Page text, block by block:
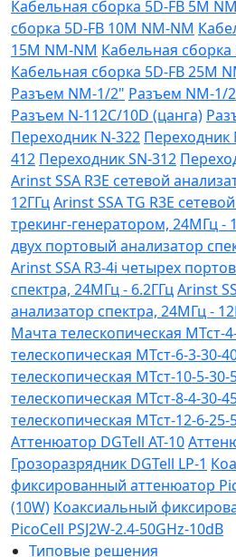
Кабельная сборка 5D-FB 5М
сборка 5D-FB 10М NM-NM
15М NM-NM Кабельная
Кабельная сборка 5D-FB 25М
Разъем NM-1/2" Разъем NM-1/
Разъем N-112C/10D (цанга)
Переходник N-322 Переходник
412 Переходник SN-312
Arinst SSA R3Е сетевой
12ГГцArinst SSA TG R3Е
трекинг-генератором, 24МГц -
двух портовый анализатор
Arinst SSA R3-4i четырех
спектра, 24МГц - 6.2ГГцArinst
анализатор спектра, 24МГц -
Мачта телескопическая МТст-
телескопическая МТст-6-3-30-
телескопическая МТст-10-5-30-
телескопическая МТст-8-4-30-
телескопическая МТст-12-6-25-
Аттенюатор DGTell AT-10
Грозоразрядник DGTell LP-1
фиксированный аттенюатор
(10W) Коаксиальный
PicoCell PSJ2W-2.4-50GHz-10dB
Типовые решения